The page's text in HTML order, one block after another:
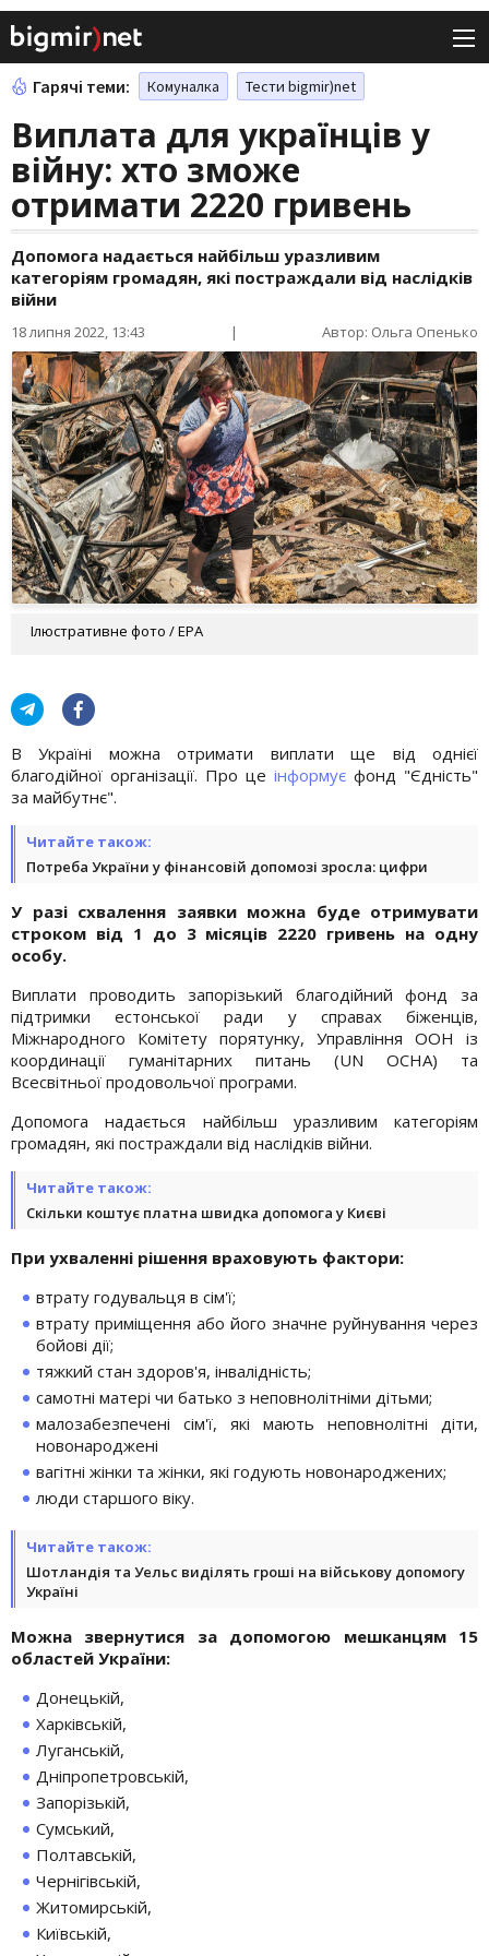
Гарячі теми: Комуналка Тести bigmir)net
Виплата для українців у
війну: хто зможе
отримати 2220 гривень
Допомога надається найбільш уразливим
категоріям громадян, які постраждали від наслідків
війни
18 липня 2022, 13:43 | Автор: Ольга Опенько
Ілюстративне фото / EPA
В Україні можна отримати виплати ще від однієї
благодійної організації. Про це інформує фонд "Єдність"
за майбутнє".
Читайте також:
Потреба України у фінансовій допомозі зросла: цифри
У разі схвалення заявки можна буде отримувати
строком від 1 до 3 місяців 2220 гривень на одну
особу.
Виплати проводить запорізький благодійний фонд за
підтримки естонської ради у справах біженців,
Міжнародного Комітету порятунку, Управління ООН із
координації гуманітарних питань (UN OCHA) та
Всесвітньої продовольчої програми.
Допомога надається найбільш уразливим категоріям
громадян, які постраждали від наслідків війни.
Читайте також:
Скільки коштує платна швидка допомога у Києві
При ухваленні рішення враховують фактори:
втрату годувальця в сім'ї;
втрату приміщення або його значне руйнування через
бойові дії;
тяжкий стан здоров'я, інвалідність;
самотні матері чи батько з неповнолітніми дітьми;
малозабезпечені сім'ї, які мають неповнолітні діти,
новонароджені
вагітні жінки та жінки, які годують новонароджених;
люди старшого віку.
Читайте також:
Шотландія та Уельс виділять гроші на військову допомогу
Україні
Можна звернутися за допомогою мешканцям 15
областей України:
Донецькій,
Харківській,
Луганській,
Дніпропетровській,
Запорізькій,
Сумський,
Полтавській,
Чернігівській,
Житомирській,
Київській,